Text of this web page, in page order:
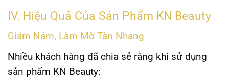
IV. Hiệu Quả Của Sản Phẩm KN Beauty
Giảm Nám, Làm Mờ Tàn Nhang
Nhiều khách hàng đã chia sẻ rằng khi sử dụng
sản phẩm KN Beauty: